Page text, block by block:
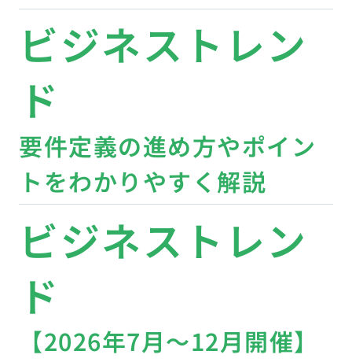
ビジネストレン
ド
【2026年7月〜12月開催】
ビジネストレン
ド
要件定義の進め方やポイン
トをわかりやすく解説